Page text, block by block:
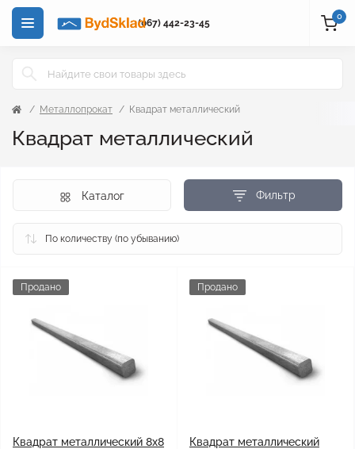
(067) 442-23-45
0
Металлопрокат Квадрат металлический
Квадрат металлический
Фильтр
Каталог
Продано
Квадрат металлический 8x8
Продано
Квадрат металлический